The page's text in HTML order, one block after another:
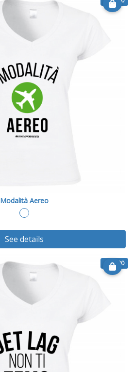
Modalità Aereo
See details
€ 20.90